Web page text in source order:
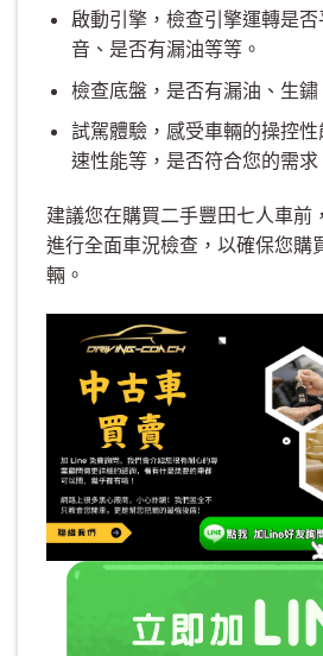
啟動引擎，檢查引擎運轉是
音、是否有漏油等等。
檢查底盤，是否有漏油、生鏽
試駕體驗，感受車輛的操控
速性能等，是否符合您的需求
建議您在購買二手豐田七人車前
進行全面車況檢查，以確保您購
輛。